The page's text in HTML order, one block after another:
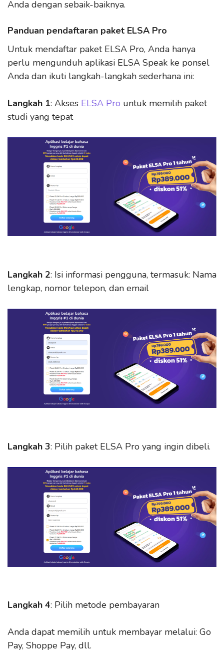
Anda dengan sebaik-baiknya.
Panduan pendaftaran paket ELSA Pro
Untuk mendaftar paket ELSA Pro, Anda hanya
perlu mengunduh aplikasi ELSA Speak ke ponsel
Anda dan ikuti langkah-langkah sederhana ini:
Langkah 1: Akses ELSA Pro untuk memilih paket
studi yang tepat
Langkah 2: Isi informasi pengguna, termasuk: Nama
lengkap, nomor telepon, dan email
Langkah 3: Pilih paket ELSA Pro yang ingin dibeli.
Langkah 4: Pilih metode pembayaran
Anda dapat memilih untuk membayar melalui: Go
Pay, Shoppe Pay, dll.